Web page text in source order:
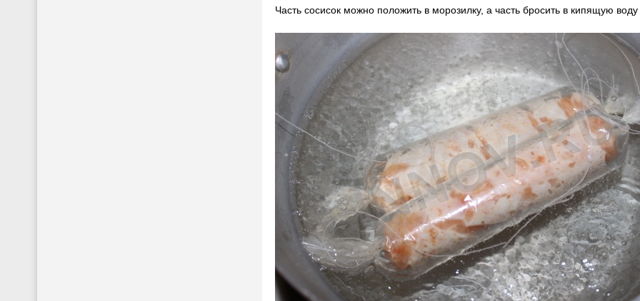
Часть сосисок можно положить в морозилку, а часть бросить в кипящую